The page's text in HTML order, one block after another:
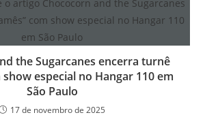
the Sugarcanes encerra turnê
show especial no Hangar 110 em
São Paulo
17 de novembro de 2025